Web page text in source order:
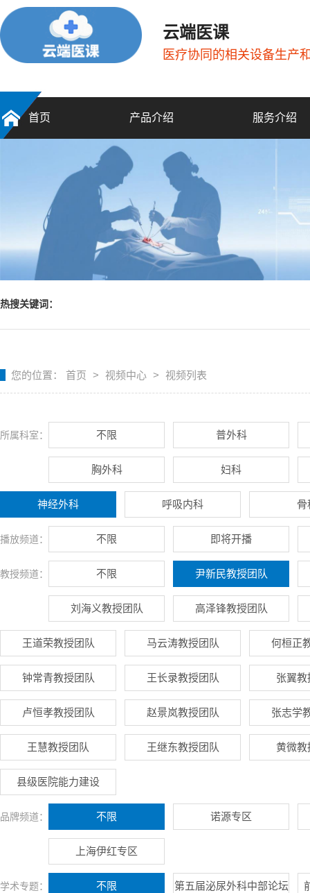
云端医课
医疗协同的相关设备生产
首页 产品介绍 服务介绍
热搜关键词：
您的位置： 首页 > 视频中心 > 视频列表
所属科室： 不限 普外科
胸外科 妇科
神经外科 呼吸内科 骨
播放频道： 不限 即将开播
教授频道： 不限 尹新民教授团队
刘海义教授团队 高泽锋教授团队
王道荣教授团队 马云涛教授团队 何桓正
钟常青教授团队 王长录教授团队 张翼
卢恒孝教授团队 赵景岚教授团队 张志学
王慧教授团队 王继东教授团队 黄微教
县级医院能力建设
品牌频道： 不限 诺源专区
上海伊红专区
学术专题： 不限 第五届泌尿外科中部论坛